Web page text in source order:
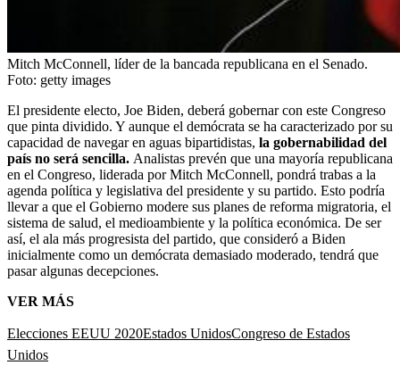
Mitch McConnell, líder de la bancada republicana en el Senado.
Foto: getty images
El presidente electo, Joe Biden, deberá gobernar con este Congreso
que pinta dividido. Y aunque el demócrata se ha caracterizado por su
capacidad de navegar en aguas bipartidistas, la gobernabilidad del
país no será sencilla. Analistas prevén que una mayoría republicana
en el Congreso, liderada por Mitch McConnell, pondrá trabas a la
agenda política y legislativa del presidente y su partido. Esto podría
llevar a que el Gobierno modere sus planes de reforma migratoria, el
sistema de salud, el medioambiente y la política económica. De ser
así, el ala más progresista del partido, que consideró a Biden
inicialmente como un demócrata demasiado moderado, tendrá que
pasar algunas decepciones.
VER MÁS
Elecciones EEUU 2020Estados UnidosCongreso de Estados
Unidos